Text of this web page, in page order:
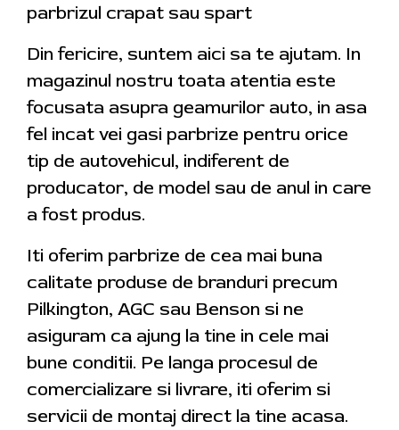
parbrizul crapat sau spart
Din fericire, suntem aici sa te ajutam. In
magazinul nostru toata atentia este
focusata asupra geamurilor auto, in asa
fel incat vei gasi parbrize pentru orice
tip de autovehicul, indiferent de
producator, de model sau de anul in care
a fost produs.
Iti oferim parbrize de cea mai buna
calitate produse de branduri precum
Pilkington, AGC sau Benson si ne
asiguram ca ajung la tine in cele mai
bune conditii. Pe langa procesul de
comercializare si livrare, iti oferim si
servicii de montaj direct la tine acasa.